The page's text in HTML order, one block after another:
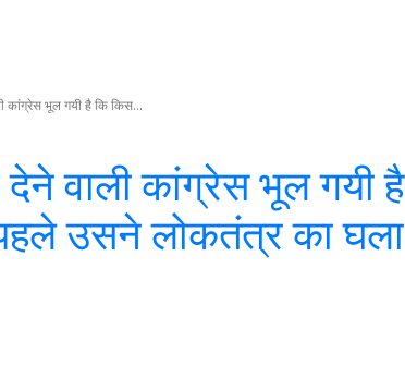
कांग्रेस भूल गयी है कि किस...
वाली कांग्रेस भूल गयी है
उसने लोकतंत्र का घला